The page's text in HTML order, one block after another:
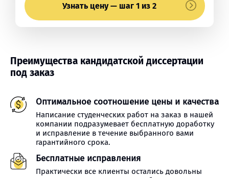
Узнать цену — шаг 1 из 2
Преимущества кандидатской диссертации
под заказ
Оптимальное соотношение цены и качества
Написание студенческих работ на заказ в нашей
компании подразумевает бесплатную доработку
и исправление в течение выбранного вами
гарантийного срока.
Бесплатные исправления
Практически все клиенты остались довольны